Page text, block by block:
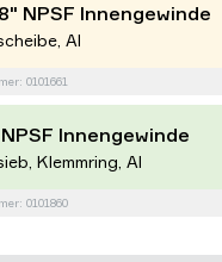
NPSF Innengewinde
Al
0101661
Innengewinde
Klemmring, Al
0101860